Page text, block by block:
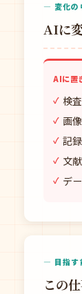
— 変化の
AIに
AIに置
検
画
記
文
デ
— 目指す
この